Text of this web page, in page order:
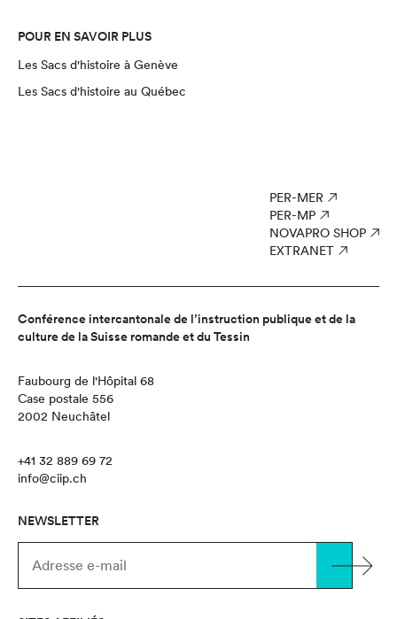
POUR EN SAVOIR PLUS
Les Sacs d'histoire à Genève
Les Sacs d'histoire au Québec
PER-MER
PER-MP
NOVAPRO SHOP
EXTRANET
Conférence intercantonale de l’instruction publique et de la
culture de la Suisse romande et du Tessin
Faubourg de l'Hôpital 68
Case postale 556
2002 Neuchâtel
+41 32 889 69 72
info@ciip.ch
NEWSLETTER